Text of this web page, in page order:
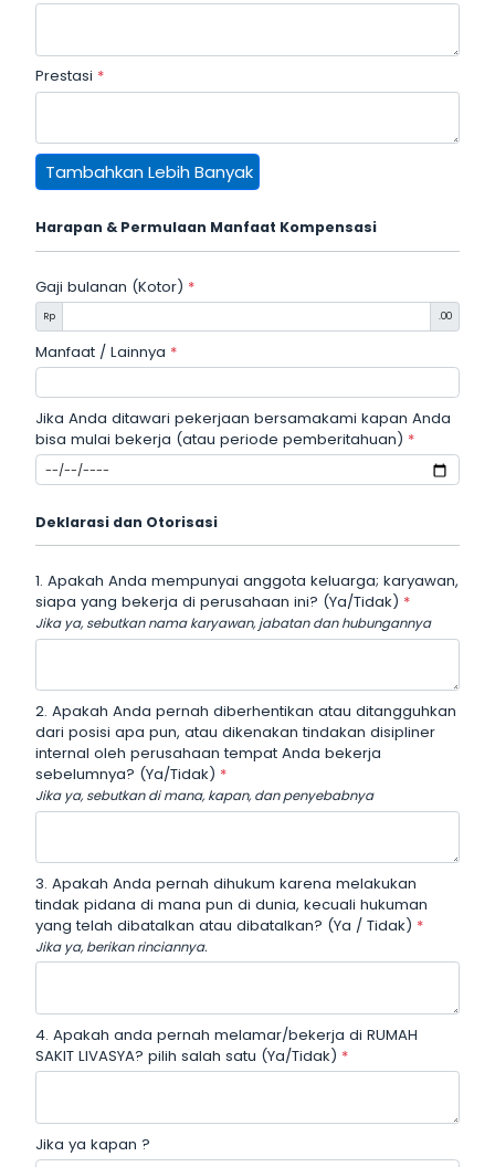
Prestasi *
Tambahkan Lebih Banyak
Harapan & Permulaan Manfaat Kompensasi
Gaji bulanan (Kotor) *
Rp .00
Manfaat / Lainnya *
Jika Anda ditawari pekerjaan bersamakami kapan Anda
bisa mulai bekerja (atau periode pemberitahuan) *
Deklarasi dan Otorisasi
1. Apakah Anda mempunyai anggota keluarga; karyawan,
siapa yang bekerja di perusahaan ini? (Ya/Tidak) *
Jika ya, sebutkan nama karyawan, jabatan dan hubungannya
2. Apakah Anda pernah diberhentikan atau ditangguhkan
dari posisi apa pun, atau dikenakan tindakan disipliner
internal oleh perusahaan tempat Anda bekerja
sebelumnya? (Ya/Tidak) *
Jika ya, sebutkan di mana, kapan, dan penyebabnya
3. Apakah Anda pernah dihukum karena melakukan
tindak pidana di mana pun di dunia, kecuali hukuman
yang telah dibatalkan atau dibatalkan? (Ya / Tidak) *
Jika ya, berikan rinciannya.
4. Apakah anda pernah melamar/bekerja di RUMAH
SAKIT LIVASYA? pilih salah satu (Ya/Tidak) *
Jika ya kapan ?